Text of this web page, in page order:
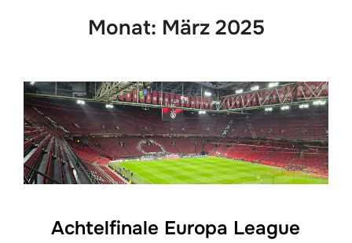
Monat: März 2025
Achtelfinale Europa League